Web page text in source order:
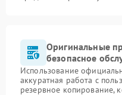
Оригинальные
безопасное
Использование
аккуратная работа с
резервное копирование,